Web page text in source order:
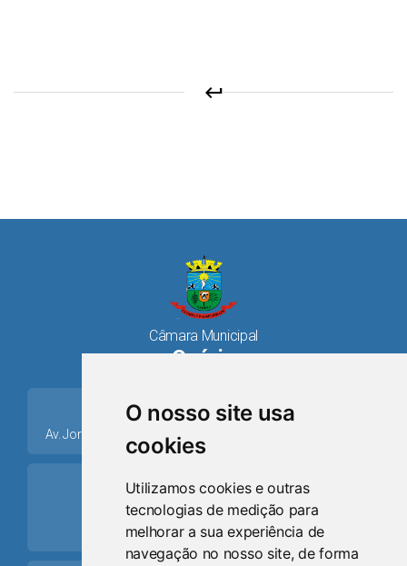
O nosso site usa
cookies
Utilizamos cookies e outras
tecnologias de medição para
melhorar a sua experiência de
navegação no nosso site, de forma
keyboard_return
Câmara Municipal
Osório
place
Av. Jorge Dariva, 1211, Centro CEP: 95520.000 - Osório/RS
ring_volume
Telefone
(51) 9 8024-0884